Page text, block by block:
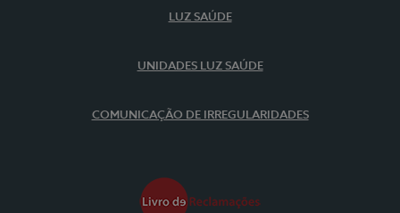
LUZ SAÚDE
UNIDADES LUZ SAÚDE
COMUNICAÇÃO DE IRREGULARIDADES